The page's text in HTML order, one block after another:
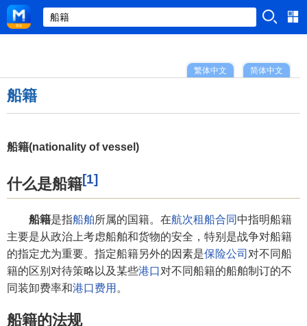
简体中文
繁体中文
船籍
船籍(nationality of vessel)
什么是船籍[1]
船籍是指船舶所属的国籍。在航次租船合同 中指明船籍
主要是从政治上考虑船舶和货物的安全，特别是战争对船籍
的指定尤为重要。指定船籍另外的因素是保险公司 对不同船
籍的区别对待策略以及某些港口对不同船籍的船舶制订的不
同装卸费率和港口费用 。
船籍的法规